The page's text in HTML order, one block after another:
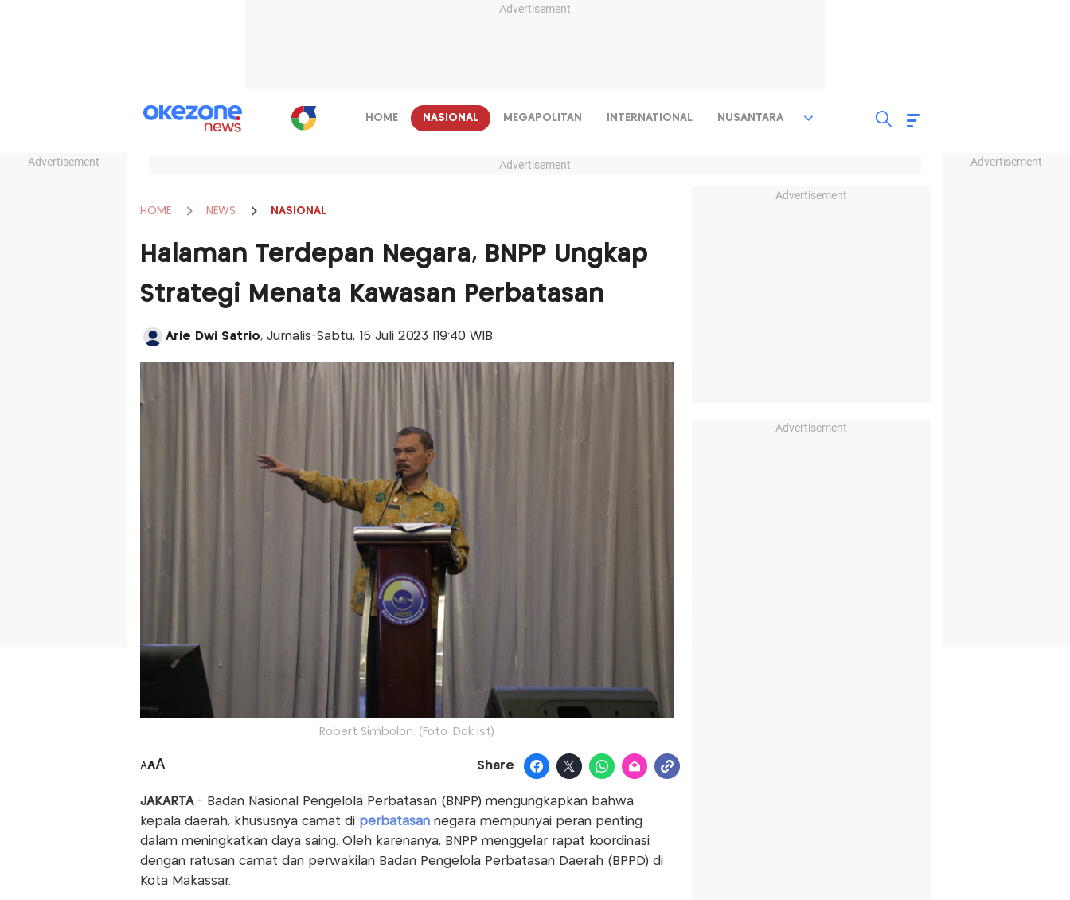
Advertisement
Advertisement Advertisement
HOME NASIONAL MEGAPOLITAN INTERNATIONAL NUSANTARA
Advertisement
HOME NEWS NASIONAL
Halaman Terdepan Negara, BNPP Ungkap
Strategi Menata Kawasan Perbatasan
Arie Dwi Satrio, Jurnalis-Sabtu, 15 Juli 2023 |19:40 WIB
Robert Simbolon. (Foto: Dok Ist)
AAA Share
JAKARTA - Badan Nasional Pengelola Perbatasan (BNPP) mengungkapkan bahwa
kepala daerah, khususnya camat di perbatasannegara mempunyai peran penting
dalam meningkatkan daya saing. Oleh karenanya, BNPP menggelar rapat koordinasi
dengan ratusan camat dan perwakilan Badan Pengelola Perbatasan Daerah (BPPD) di
Kota Makassar.
Advertisement
Advertisement